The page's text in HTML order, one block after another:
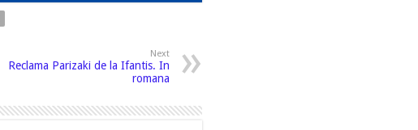
Next
Reclama Parizaki de la Ifantis. In
romana